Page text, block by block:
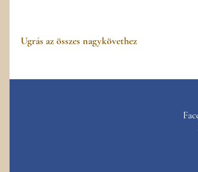
Ugrás az összes nagykövethez